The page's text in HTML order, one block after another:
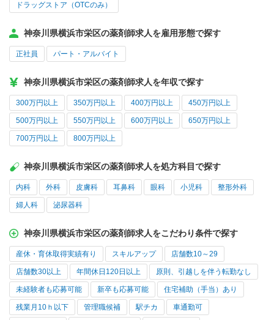
ドラッグストア（OTCのみ）
神奈川県横浜市栄区の薬剤師求人を雇用形態で探す
正社員 パート・アルバイト
神奈川県横浜市栄区の薬剤師求人を年収で探す
300万円以上 350万円以上 400万円以上 450万円以上
500万円以上 550万円以上 600万円以上 650万円以上
700万円以上 800万円以上
神奈川県横浜市栄区の薬剤師求人を処方科目で探す
内科 外科 皮膚科 耳鼻科 眼科 小児科 整形外科
婦人科 泌尿器科
神奈川県横浜市栄区の薬剤師求人をこだわり条件で探す
産休・育休取得実績有り スキルアップ 店舗数10～29
店舗数30以上 年間休日120日以上 原則、引越しを伴う転勤なし
未経験者も応募可能 新卒も応募可能 住宅補助（手当）あり
残業月10ｈ以下 管理職候補 駅チカ 車通勤可